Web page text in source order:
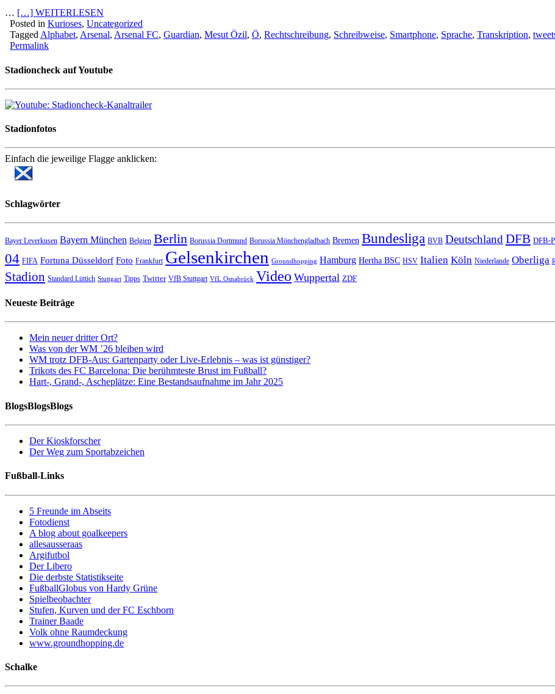
… […] WEITERLESEN
Posted in Kurioses, Uncategorized
Tagged Alphabet, Arsenal, Arsenal FC, Guardian, Mesut Özil, Ö, Rechtschreibung, Schreibweise, Smartphone, Sprache, Transkription,
Permalink
Stadioncheck auf Youtube
Stadionfotos
Einfach die jeweilige Flagge anklicken:
Schlagwörter
Bayer Leverkusen Bayern München Belgien Berlin Borussia Dortmund Borussia Mönchengladbach Bremen Bundesliga BVB Deutschland DFB DFB-
04 FIFA Fortuna Düsseldorf Foto Frankfurt Gelsenkirchen Groundhopping Hamburg Hertha BSC HSV Italien Köln Niederlande Oberliga
Stadion Standard Lüttich Stuttgart Tipps Twitter VfB Stuttgart VfL Osnabrück Video Wuppertal ZDF
Neueste Beiträge
Mein neuer dritter Ort?
Was von der WM ’26 bleiben wird
WM trotz DFB-Aus: Gartenparty oder Live-Erlebnis – was ist günstiger?
Trikots des FC Barcelona: Die berühmteste Brust im Fußball?
Hart-, Grand-, Ascheplätze: Eine Bestandsaufnahme im Jahr 2025
BlogsBlogsBlogs
Der Kioskforscher
Der Weg zum Sportabzeichen
Fußball-Links
5 Freunde im Abseits
Fotodienst
A blog about goalkeepers
allesausseraas
Argifutbol
Der Libero
Die derbste Statistikseite
FußballGlobus von Hardy Grüne
Spielbeobachter
Stufen, Kurven und der FC Eschborn
Trainer Baade
Volk ohne Raumdeckung
www.groundhopping.de
Schalke